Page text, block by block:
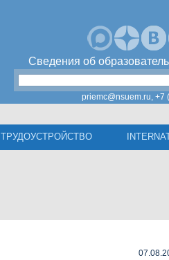
Сведения об
priemc@nsuem.ru, +7
ТРУДОУСТРОЙСТВО